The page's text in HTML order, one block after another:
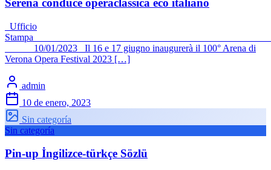
Serena conduce operaclassica eco italiano
Ufficio
10/01/2023 Il 16 e 17 giugno inaugurerà il 100° Arena di
Verona Opera Festival 2023 […]
admin
10 de enero, 2023
Sin categoría
Sin categoría
Pin-up İngilizce-türkçe Sözlü